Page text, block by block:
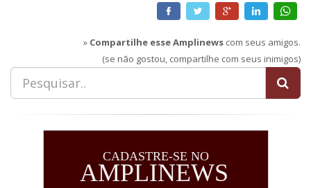
Facebook Twitter Google+ LinkedIn
» Compartilhe esse Amplinews com seus amigos.
(se não gostou, compartilhe com seus inimigos)
CADASTRE-SE NO
AMPLINEWS